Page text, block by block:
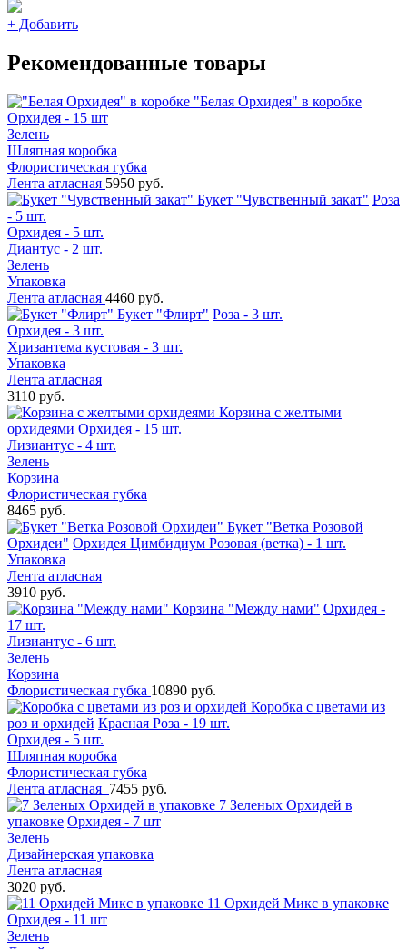
+ Добавить
Рекомендованные товары
"Белая Орхидея" в коробке
Орхидея - 15 шт
Зелень
Шляпная коробка
Флористическая губка
Лента атласная 5950 руб.
Букет "Чувственный закат" Роза
- 5 шт.
Орхидея - 5 шт.
Диантус - 2 шт.
Зелень
Упаковка
Лента атласная 4460 руб.
Букет "Флирт" Роза - 3 шт.
Орхидея - 3 шт.
Хризантема кустовая - 3 шт.
Упаковка
Лента атласная
3110 руб.
Корзина с желтыми
орхидеями Орхидея - 15 шт.
Лизиантус - 4 шт.
Зелень
Корзина
Флористическая губка
8465 руб.
Букет "Ветка Розовой
Орхидеи" Орхидея Цимбидиум Розовая (ветка) - 1 шт.
Упаковка
Лента атласная
3910 руб.
Корзина "Между нами" Орхидея -
17 шт.
Лизиантус - 6 шт.
Зелень
Корзина
Флористическая губка 10890 руб.
Коробка с цветами из
роз и орхидей Красная Роза - 19 шт.
Орхидея - 5 шт.
Шляпная коробка
Флористическая губка
Лента атласная 7455 руб.
7 Зеленых Орхидей в
упаковке Орхидея - 7 шт
Зелень
Дизайнерская упаковка
Лента атласная
3020 руб.
11 Орхидей Микс в упаковке
Орхидея - 11 шт
Зелень